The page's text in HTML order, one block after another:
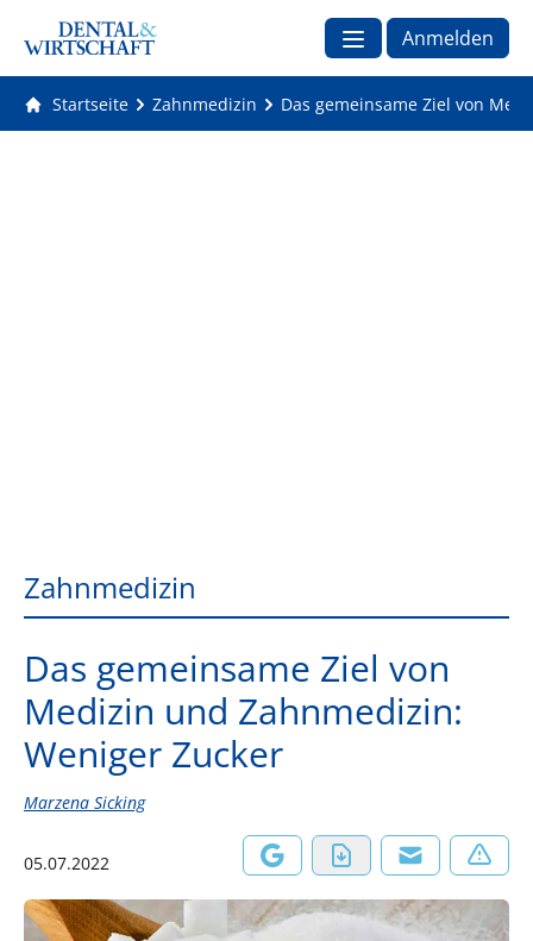
Anmelden
Startseite Zahnmedizin Das gemeinsame Ziel von
Zahnmedizin
Das gemeinsame Ziel von
Medizin und Zahnmedizin:
Weniger Zucker
Marzena Sicking
05.07.2022